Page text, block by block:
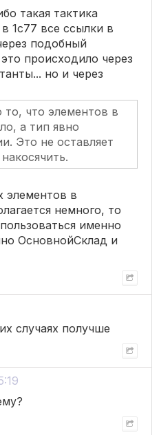
такая тактика
1с77 все ссылки в
подобный
происходило через
но и через
то, что элементов в
а тип явно
Это не оставляет
элементов в
немного, то
именно
ОсновнойСклад и
случаях получше